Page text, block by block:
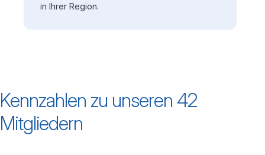
in Ihrer Region.
Kennzahlen zu unseren 42
Mitgliedern